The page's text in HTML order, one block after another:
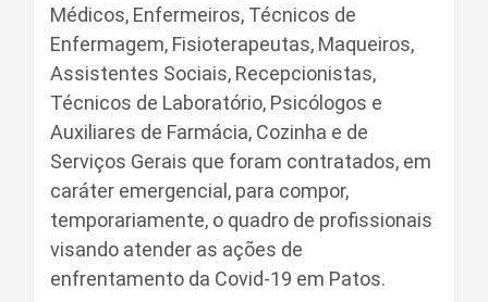
Médicos, Enfermeiros, Técnicos de
Enfermagem, Fisioterapeutas, Maqueiros,
Assistentes Sociais, Recepcionistas,
Técnicos de Laboratório, Psicólogos e
Auxiliares de Farmácia, Cozinha e de
Serviços Gerais que foram contratados, em
caráter emergencial, para compor,
temporariamente, o quadro de profissionais
visando atender as ações de
enfrentamento da Covid-19 em Patos.